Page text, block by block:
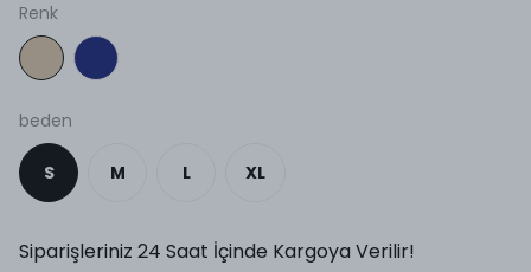
Renk
beden
S M L XL
Siparişleriniz 24 Saat İçinde Kargoya Verilir!